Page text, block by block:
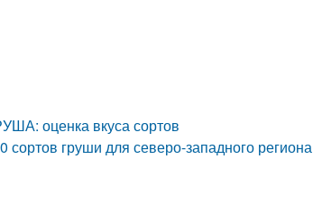
оценка вкуса сортов
груши для северо-западного региона